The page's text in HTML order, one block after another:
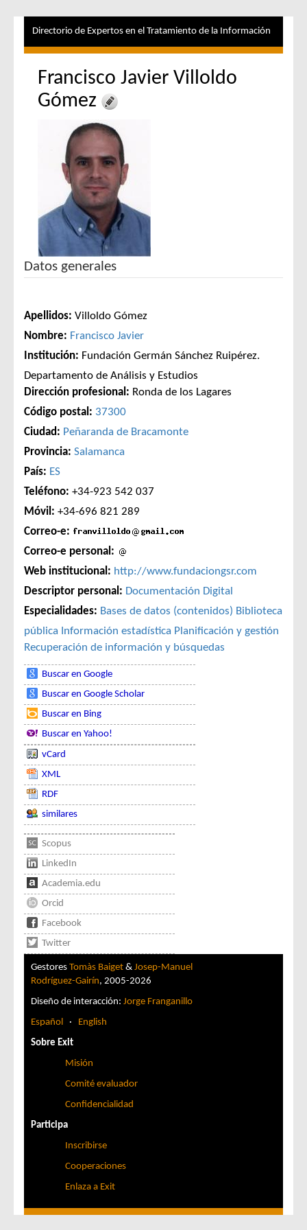
Directorio de Expertos en el Tratamiento de la Información
Francisco Javier Villoldo
Gómez
Datos generales
Apellidos: Villoldo Gómez
Nombre: Francisco Javier
Institución: Fundación Germán Sánchez Ruipérez.
Departamento de Análisis y Estudios
Dirección profesional: Ronda de los Lagares
Código postal: 37300
Ciudad: Peñaranda de Bracamonte
Provincia: Salamanca
País: ES
Teléfono: +34-923 542 037
Móvil: +34-696 821 289
Correo-e:
Correo-e personal:
Web institucional: http://www.fundaciongsr.com
Descriptor personal: Documentación Digital
Especialidades: Bases de datos (contenidos) Biblioteca
pública Información estadística Planificación y gestión
Recuperación de información y búsquedas
Buscar en Google
Buscar en Google Scholar
Buscar en Bing
Buscar en Yahoo!
vCard
XML
RDF
similares
Scopus
LinkedIn
Academia.edu
Orcid
Facebook
Twitter
Gestores Tomàs Baiget & Josep-Manuel
Rodríguez-Gairín, 2005-2026
Diseño de interacción: Jorge Franganillo
Español · English
Sobre Exit
Misión
Comité evaluador
Confidencialidad
Participa
Inscribirse
Cooperaciones
Enlaza a Exit